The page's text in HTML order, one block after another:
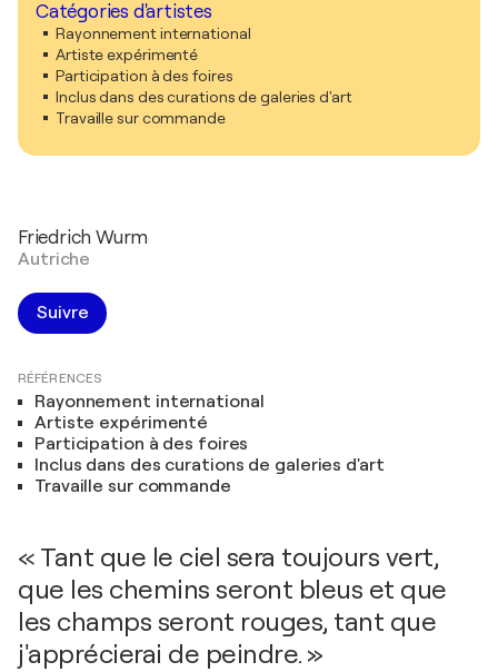
Catégories d'artistes
Rayonnement international
Artiste expérimenté
Participation à des foires
Inclus dans des curations de galeries d'art
Travaille sur commande
Friedrich Wurm
Autriche
Suivre
RÉFÉRENCES
Rayonnement international
Artiste expérimenté
Participation à des foires
Inclus dans des curations de galeries d'art
Travaille sur commande
« Tant que le ciel sera toujours vert,
que les chemins seront bleus et que
les champs seront rouges, tant que
j'apprécierai de peindre. »